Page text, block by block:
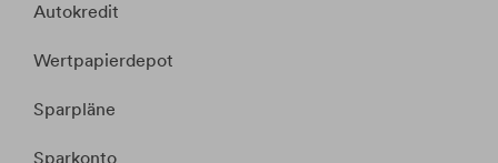
Autokredit
Wertpapierdepot
Sparpläne
Sparkonto